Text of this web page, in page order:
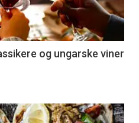
og ungarske viner